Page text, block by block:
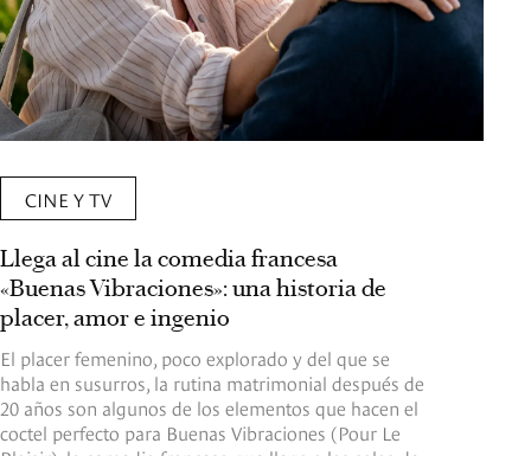
CINE Y TV
Llega al cine la comedia francesa
«Buenas Vibraciones»: una historia de
placer, amor e ingenio
El placer femenino, poco explorado y del que se
habla en susurros, la rutina matrimonial después de
20 años son algunos de los elementos que hacen el
coctel perfecto para Buenas Vibraciones (Pour Le